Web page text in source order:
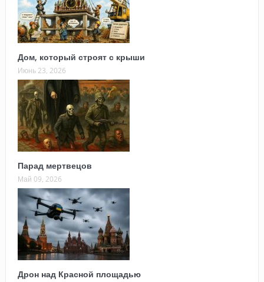
Дом, который строят с крыши
Июнь 23, 2026
Парад мертвецов
Май 09, 2026
Дрон над Красной площадью